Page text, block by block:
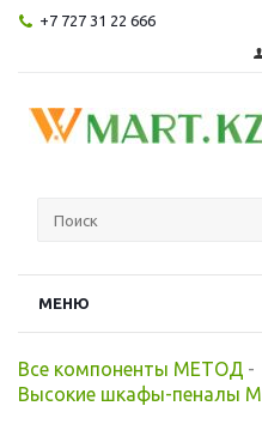
+7 727 31 22 666
МЕНЮ
Все компоненты МЕТОД -
Высокие шкафы-пеналы